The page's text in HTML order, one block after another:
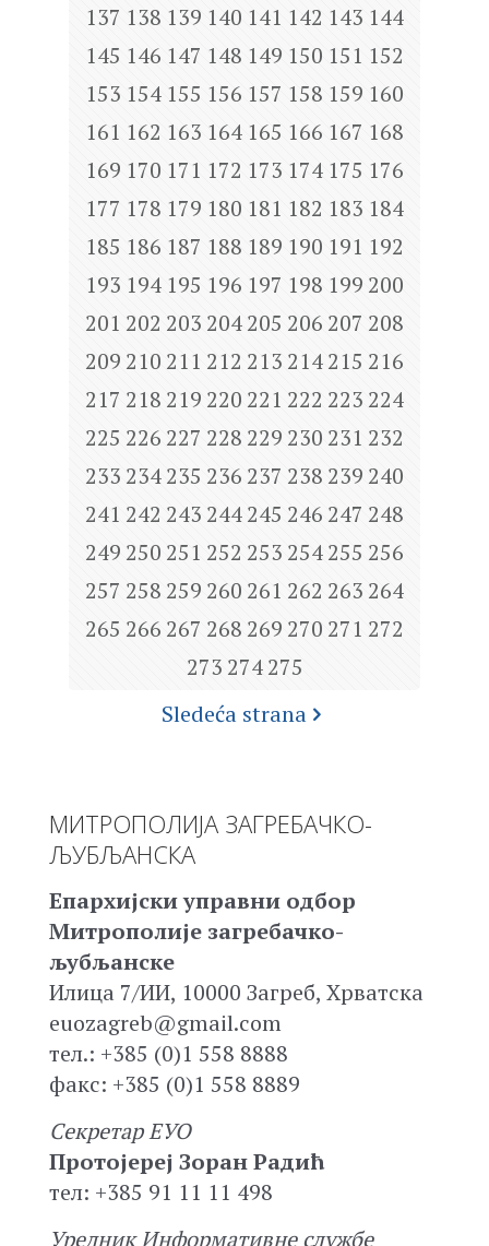
137 138 139 140 141 142 143 144
145 146 147 148 149 150 151 152
153 154 155 156 157 158 159 160
161 162 163 164 165 166 167 168
169 170 171 172 173 174 175 176
177 178 179 180 181 182 183 184
185 186 187 188 189 190 191 192
193 194 195 196 197 198 199 200
201 202 203 204205 206 207 208
209 210 211 212 213 214215 216
217 218 219 220 221 222 223 224
225 226 227 228 229 230 231 232
233 234235 236 237 238 239 240
241 242 243 244245 246 247 248
249 250 251 252 253 254255 256
257 258 259 260 261 262 263 264
265 266 267 268 269 270 271 272
273 274 275
Sledeća strana
МИТРОПОЛИЈА ЗАГРЕБАЧКО-
ЉУБЉАНСКА
Епархијски управни одбор
Митрополије загребачко-
љубљанске
Илица 7/ИИ, 10000 Загреб, Хрватска
euozagreb@gmail.com
тел.: +385 (0)1 558 8888
факс: +385 (0)1 558 8889
Секретар ЕУО
Протојереј Зоран Радић
тел: +385 91 11 11 498
Уредник Информативне службе